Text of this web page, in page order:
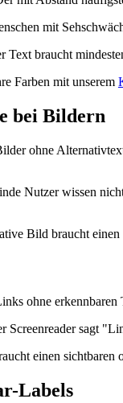
mit
Text braucht
Farben mit unserem
bei Bildern
ohne
Nutzer wissen
Bild braucht
ohne
Screenreader sagt
einen sichtbaren
Labels